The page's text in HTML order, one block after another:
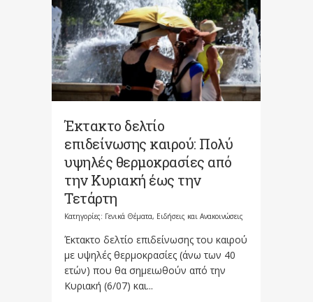
Έκτακτο δελτίο
επιδείνωσης καιρού: Πολύ
υψηλές θερμοκρασίες από
την Κυριακή έως την
Τετάρτη
Κατηγορίες: Γενικά Θέματα, Ειδήσεις και Ανακοινώσεις
Έκτακτο δελτίο επιδείνωσης του καιρού
με υψηλές θερμοκρασίες (άνω των 40
ετών) που θα σημειωθούν από την
Κυριακή (6/07) και...